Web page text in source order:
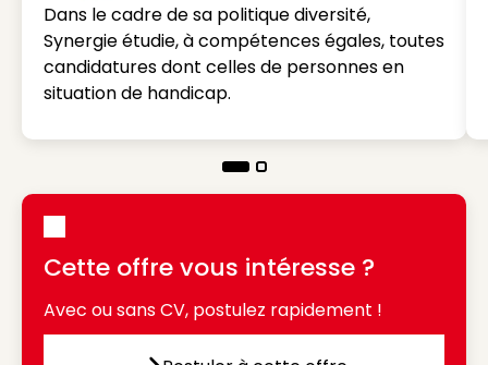
Dans le cadre de sa politique diversité,
Synergie étudie, à compétences égales, toutes
candidatures dont celles de personnes en
situation de handicap.
Cette offre vous intéresse ?
Avec ou sans CV, postulez rapidement !